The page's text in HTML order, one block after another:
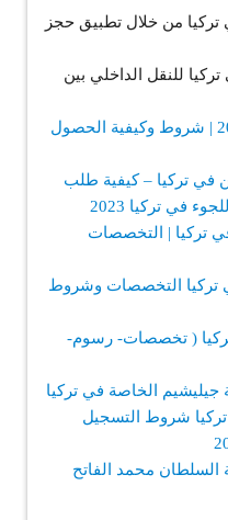
من خلال تطبيق حجز
للنقل الداخلي بين
إقامة الطالب في تركيا 2023 | شروط وكيفية الحصول
في تركيا – كيفية طلب
في تركيا 2023
تركيا | التخصصات
تركيا التخصصات وشروط
( تخصصات- رسوم-
الخاصة في تركيا
شروط التسجيل
السلطان محمد الفاتح